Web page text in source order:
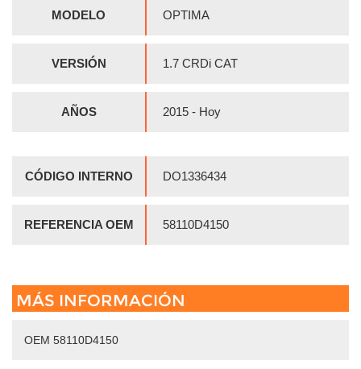
MODELO OPTIMA
VERSIÓN 1.7 CRDi CAT
AÑOS 2015 - Hoy
CÓDIGO INTERNO DO1336434
REFERENCIA OEM 58110D4150
MÁS INFORMACIÓN
OEM 58110D4150